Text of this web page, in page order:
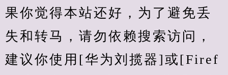
果你觉得本站还好，为了避免丢
失和转马，请勿依赖搜索访问，
建议你使用[华为刘揽器]或[Firef